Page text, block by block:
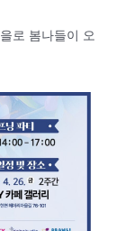
로 봄나들이 오